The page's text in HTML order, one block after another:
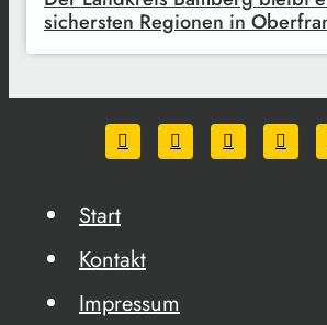
sichersten Regionen in
Start
Kontakt
Impressum